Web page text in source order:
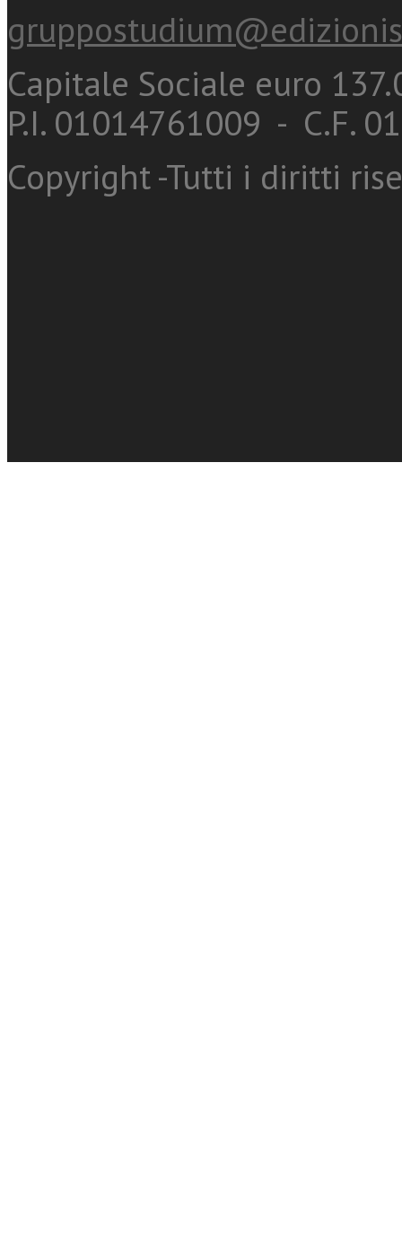
Capitale Sociale euro
P.I. 01014761009 - C.F.
Copyright -Tutti i diritti